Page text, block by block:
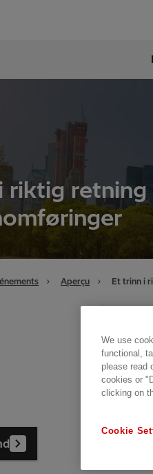
riktig
Aperçu Et trinn i
Date
We use
functional,
please read
cookies or
clicking on
Cookie